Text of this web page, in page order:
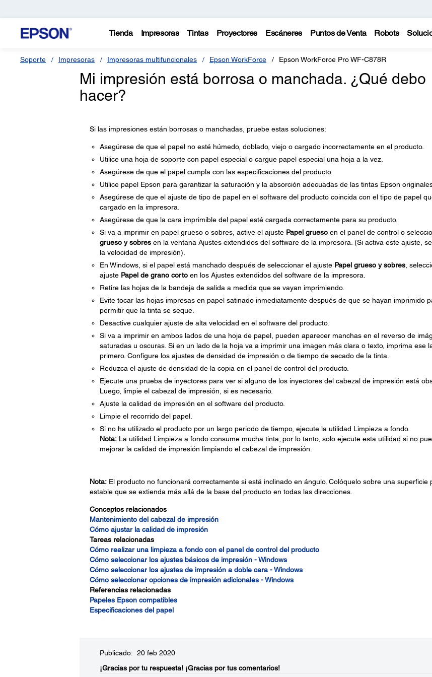
Tienda Impresoras Tintas Proyectores Escáneres Puntos de Venta Robots
Soporte Impresoras Impresoras multifuncionales Epson WorkForce Epson WorkForce Pro WF-C878R
Mi impresión está borrosa o manchada. ¿Qué debo
hacer?
Si las impresiones están borrosas o manchadas, pruebe estas soluciones:
Asegúrese de que el papel no esté húmedo, doblado, viejo o cargado incorrectamente en el producto.
Utilice una hoja de soporte con papel especial o cargue papel especial una hoja a la vez.
Asegúrese de que el papel cumpla con las especificaciones del producto.
Utilice papel Epson para garantizar la saturación y la absorción adecuadas de las tintas Epson
Asegúrese de que el ajuste de tipo de papel en el software del producto coincida con el tipo de papel
cargado en la impresora.
Asegúrese de que la cara imprimible del papel esté cargada correctamente para su producto.
Si va a imprimir en papel grueso o sobres, active el ajuste Papel gruesoen el panel de control o
grueso y sobresen la ventana Ajustes extendidos del software de la impresora. (Si activa este ajuste,
la velocidad de impresión).
En Windows, si el papel está manchado después de seleccionar el ajuste Papel grueso y sobres,
ajuste Papel de grano cortoen los Ajustes extendidos del software de la impresora.
Retire las hojas de la bandeja de salida a medida que se vayan imprimiendo.
Evite tocar las hojas impresas en papel satinado inmediatamente después de que se hayan imprimido
permitir que la tinta se seque.
Desactive cualquier ajuste de alta velocidad en el software del producto.
Si va a imprimir en ambos lados de una hoja de papel, pueden aparecer manchas en el reverso de
saturadas u oscuras. Si en un lado de la hoja va a imprimir una imagen más clara o texto, imprima ese
primero. Configure los ajustes de densidad de impresión o de tiempo de secado de la tinta.
Reduzca el ajuste de densidad de la copia en el panel de control del producto.
Ejecute una prueba de inyectores para ver si alguno de los inyectores del cabezal de impresión está
Luego, limpie el cabezal de impresión, si es necesario.
Ajuste la calidad de impresión en el software del producto.
Limpie el recorrido del papel.
Si no ha utilizado el producto por un largo periodo de tiempo, ejecute la utilidad Limpieza a fondo.
Nota:La utilidad Limpieza a fondo consume mucha tinta; por lo tanto, solo ejecute esta utilidad si no
mejorar la calidad de impresión limpiando el cabezal de impresión.
Nota:El producto no funcionará correctamente si está inclinado en ángulo. Colóquelo sobre una superficie
estable que se extienda más allá de la base del producto en todas las direcciones.
Conceptos relacionados
Mantenimiento del cabezal de impresión
Cómo ajustar la calidad de impresión
Tareas relacionadas
Cómo realizar una limpieza a fondo con el panel de control del producto
Cómo seleccionar los ajustes básicos de impresión - Windows
Cómo seleccionar los ajustes de impresión a doble cara - Windows
Cómo seleccionar opciones de impresión adicionales - Windows
Referencias relacionadas
Papeles Epson compatibles
Especificaciones del papel
Publicado: 20 feb 2020
¡Gracias por tu respuesta! ¡Gracias por tus comentarios!